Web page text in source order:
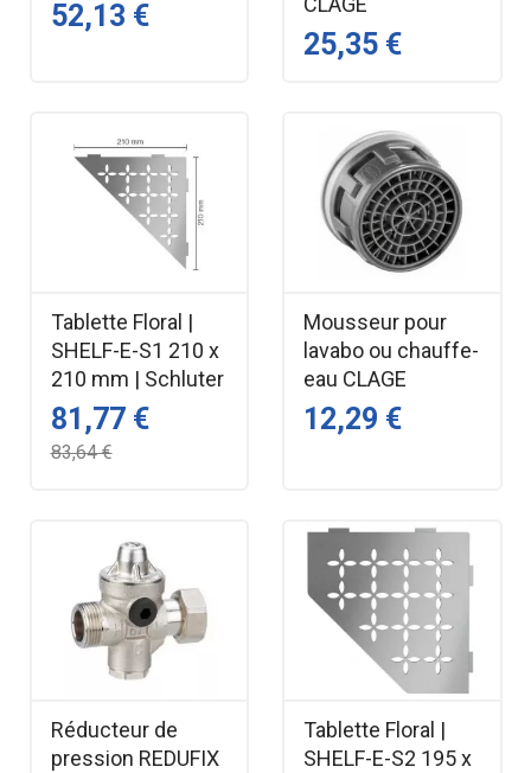
52,13 €
25,35 €
Tablette Floral |
SHELF-E-S1 210 x
210 mm | Schluter
81,77 €
83,64 €
Mousseur pour
lavabo ou chauffe-
eau CLAGE
12,29 €
Réducteur de
pression REDUFIX
Tablette Floral |
SHELF-E-S2 195 x